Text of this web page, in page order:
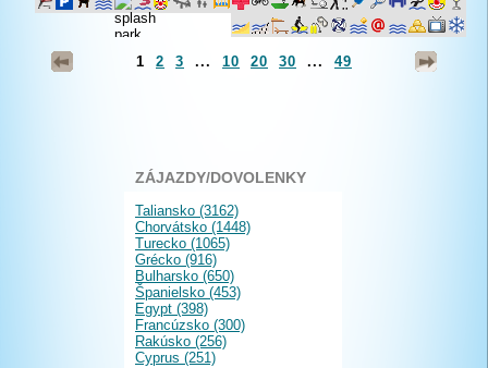
1 2 3 ... 10 20 30 ... 49
ZÁJAZDY/DOVOLENKY
Taliansko (3162)
Chorvátsko (1448)
Turecko (1065)
Grécko (916)
Bulharsko (650)
Španielsko (453)
Egypt (398)
Francúzsko (300)
Rakúsko (256)
Cyprus (251)